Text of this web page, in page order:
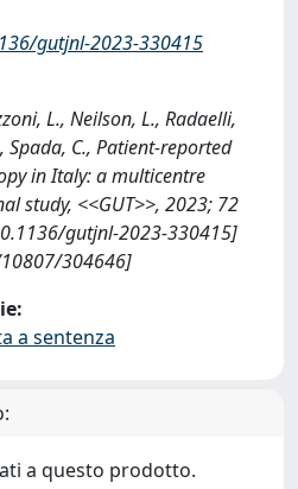
gutjnl-2023-330415
L., Neilson, L., Radaelli,
Spada, C., Patient-reported
in Italy: a multicentre
study, <<GUT>>, 2023; 72
gutjnl-2023-330415]
304646]
a sentenza
a questo prodotto.